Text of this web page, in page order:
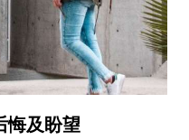
悔及盼望